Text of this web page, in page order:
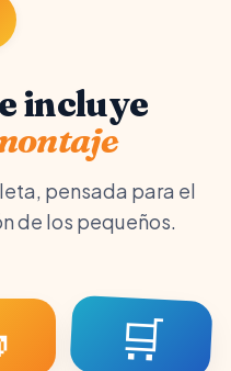
incluye
pensada para el
de los pequeños.
🛒